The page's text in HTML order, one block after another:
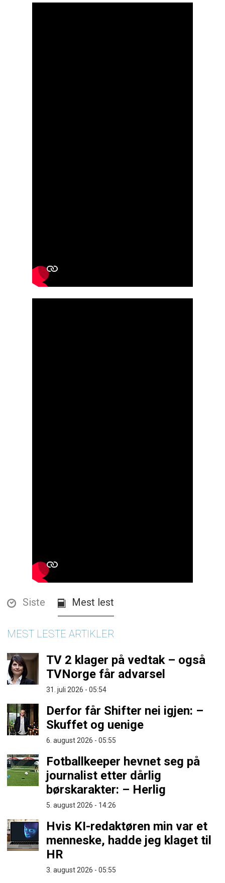
Siste Mest lest
MEST LESTE ARTIKLER
TV 2 klager på vedtak – også
TVNorge får advarsel
31. juli 2026 - 05:54
Derfor får Shifter nei igjen: –
Skuffet og uenige
6. august 2026 - 05:55
Fotballkeeper hevnet seg på
journalist etter dårlig
børskarakter: – Herlig
5. august 2026 - 14:26
Hvis KI-redaktøren min var et
menneske, hadde jeg klaget til
HR
3. august 2026 - 05:55